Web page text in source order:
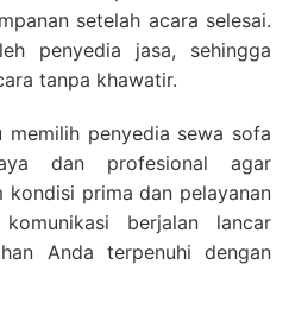
setelah acara selesai.
penyedia jasa, sehingga
tanpa khawatir.
penyedia sewa sofa
dan profesional agar
kondisi prima dan pelayanan
berjalan lancar
Anda terpenuhi dengan